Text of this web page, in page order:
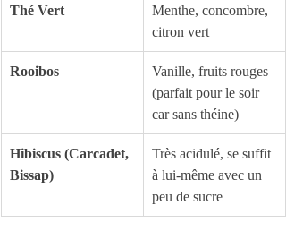
Thé Vert
Menthe, concombre,
citron vert
Rooibos
Vanille, fruits rouges
(parfait pour le soir
car sans théine)
Hibiscus (Carcadet,
Bissap)
Très acidulé, se suffit
à lui-même avec un
peu de sucre